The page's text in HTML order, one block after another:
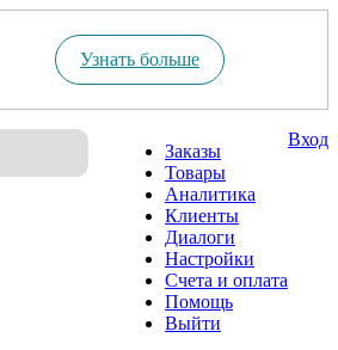
Узнать больше
Заказы
Товары
Аналитика
Клиенты
Диалоги
Настройки
Счета и оплата
Помощь
Выйти
Вход